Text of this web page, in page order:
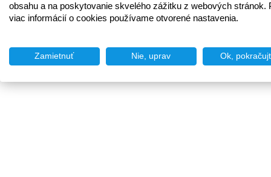
obsahu a na poskytovanie skvelého zážitku z webových stránok.
viac informácií o cookies používame otvorené nastavenia.
Zamietnuť Nie, uprav Ok,